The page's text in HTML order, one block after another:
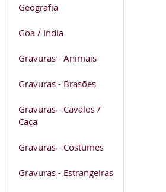
Geografia
Goa / India
Gravuras - Animais
Gravuras - Brasões
Gravuras - Cavalos /
Caça
Gravuras - Costumes
Gravuras - Estrangeiras